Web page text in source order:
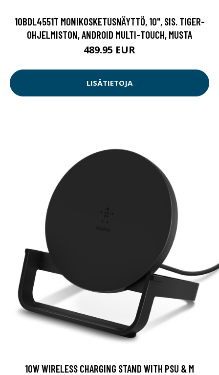
10BDL4551T MONIKOSKETUSNÄYTTÖ, 10", SIS. TIGER-
OHJELMISTON, ANDROID MULTI-TOUCH, MUSTA
489.95 EUR
LISÄTIETOJA
10W WIRELESS CHARGING STAND WITH PSU & M